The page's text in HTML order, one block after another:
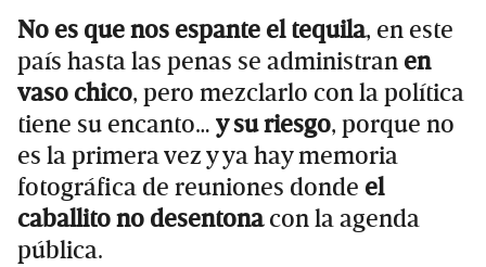
No es que nos espante el tequila, en este
país hasta las penas se administran en
vaso chico, pero mezclarlo con la política
tiene su encanto… y su riesgo, porque no
es la primera vez y ya hay memoria
fotográfica de reuniones donde el
caballito no desentonacon la agenda
pública.